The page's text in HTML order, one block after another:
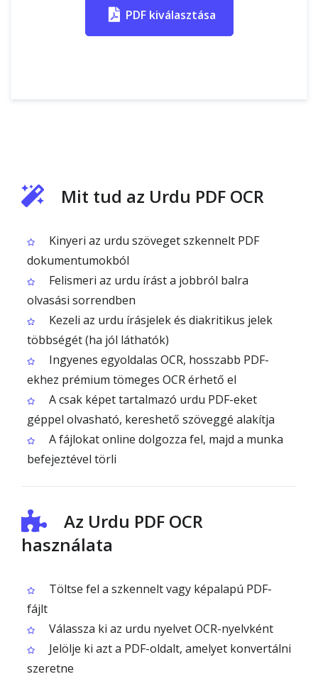
PDF kiválasztása
Mit tud az Urdu PDF OCR
Kinyeri az urdu szöveget szkennelt PDF
dokumentumokból
Felismeri az urdu írást a jobbról balra
olvasási sorrendben
Kezeli az urdu írásjelek és diakritikus jelek
többségét (ha jól láthatók)
Ingyenes egyoldalas OCR, hosszabb PDF-
ekhez prémium tömeges OCR érhető el
A csak képet tartalmazó urdu PDF-eket
géppel olvasható, kereshető szöveggé alakítja
A fájlokat online dolgozza fel, majd a munka
befejeztével törli
Az Urdu PDF OCR
használata
Töltse fel a szkennelt vagy képalapú PDF-
fájlt
Válassza ki az urdu nyelvet OCR-nyelvként
Jelölje ki azt a PDF-oldalt, amelyet konvertálni
szeretne